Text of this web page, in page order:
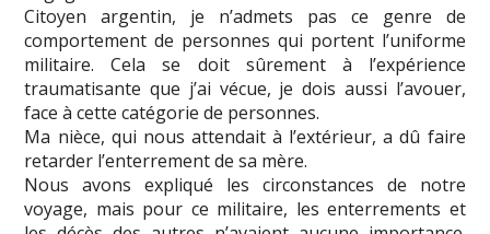
Citoyen argentin, je n’admets pas ce genre de
comportement de personnes qui portent l’uniforme
militaire. Cela se doit sûrement à l’expérience
traumatisante que j’ai vécue, je dois aussi l’avouer,
face à cette catégorie de personnes.
Ma nièce, qui nous attendait à l’extérieur, a dû faire
retarder l’enterrement de sa mère.
Nous avons expliqué les circonstances de notre
voyage, mais pour ce militaire, les enterrements et